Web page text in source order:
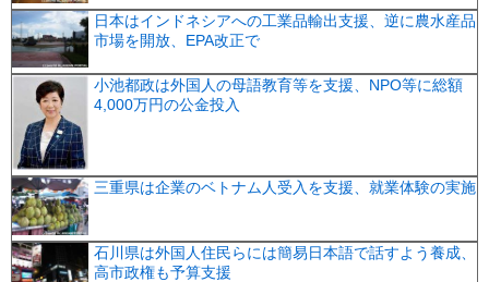
日本はインドネシアへの工業品輸出支援、逆に農水産品
市場を開放、EPA改正で
小池都政は外国人の母語教育等を支援、NPO等に総額
4,000万円の公金投入
三重県は企業のベトナム人受入を支援、就業体験の実施
石川県は外国人住民らには簡易日本語で話すよう養成、
高市政権も予算支援